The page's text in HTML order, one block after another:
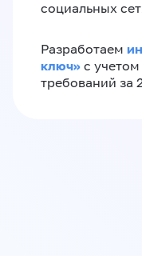
социальных
Разработаем
ключ»‎ с
требований за